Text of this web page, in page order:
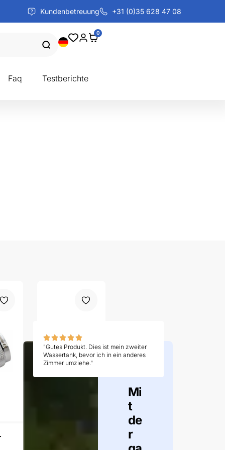
Kundenbetreuung +31 (0)35 628 47 08
0
Faq Testberichte
"Gutes Produkt. Dies ist mein zweiter
Wassertank, bevor ich in ein anderes
Zimmer umziehe."
Mi
t
de
r